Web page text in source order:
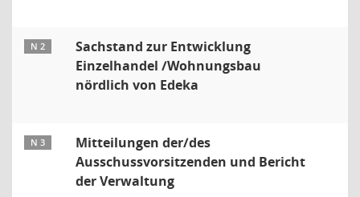
N 2
Sachstand zur Entwicklung
Einzelhandel /Wohnungsbau
nördlich von Edeka
N 3
Mitteilungen der/des
Ausschussvorsitzenden und Bericht
der Verwaltung